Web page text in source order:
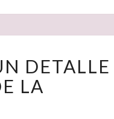
DETALLE
LA